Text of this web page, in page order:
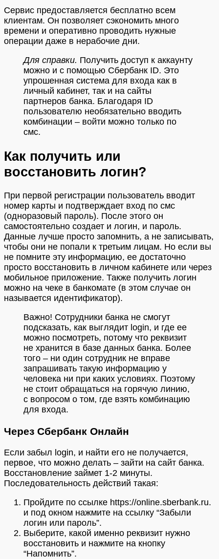
Сервис предоставляется бесплатно всем
клиентам. Он позволяет сэкономить много
времени и оперативно проводить нужные
операции даже в нерабочие дни.
Для справки. Получить доступ к аккаунту
можно и с помощью Сбербанк ID. Это
упрошенная система для входа как в
личный кабинет, так и на сайты
партнеров банка. Благодаря ID
пользователю необязательно вводить
комбинации – войти можно только по
смс.
Как получить или
восстановить логин?
При первой регистрации пользователь вводит
номер карты и подтверждает вход по смс
(одноразовый пароль). После этого он
самостоятельно создает и логин, и пароль.
Данные лучше просто запомнить, а не записывать,
чтобы они не попали к третьим лицам. Но если вы
не помните эту информацию, ее достаточно
просто восстановить в личном кабинете или через
мобильное приложение. Также получить логин
можно на чеке в банкомате (в этом случае он
называется идентификатор).
Важно! Сотрудники банка не смогут
подсказать, как выглядит login, и где ее
можно посмотреть, потому что реквизит
не хранится в базе данных банка. Более
того – ни один сотрудник не вправе
запрашивать такую информацию у
человека ни при каких условиях. Поэтому
не стоит обращаться на горячую линию,
с вопросом о том, где взять комбинацию
для входа.
Через Сбербанк Онлайн
Если забыл login, и найти его не получается,
первое, что можно делать – зайти на сайт банка.
Восстановление займет 1-2 минуты.
Последовательность действий такая:
Пройдите по ссылке https://online.sberbank.ru.
и под окном нажмите на ссылку “Забыли
логин или пароль”.
Выберите, какой именно реквизит нужно
восстановить и нажмите на кнопку
“Напомнить”.